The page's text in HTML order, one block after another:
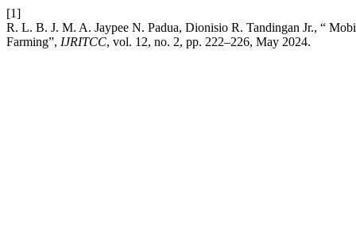
[1]
R. L. B. J. M. A. Jaypee N. Padua, Dionisio R. Tandingan Jr., “
Farming”, IJRITCC, vol. 12, no. 2, pp. 222–226, May 2024.